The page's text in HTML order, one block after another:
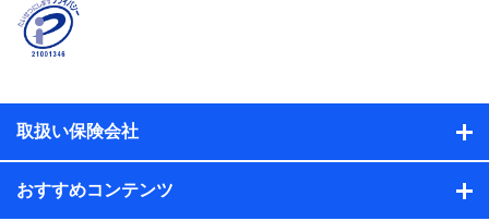
名、住所、生年月日、性別、保険契約者と被保険者の関
係、保険加入の目的、保険商品の内容、保険料、保険料
のお支払方法、車のメーカーや走行距離などの情報、建
ル内容や送信履歴の情報及び保険の更改案内等を提供し
保険契約情報
当社または株式会社NTTドコモ・フィナンシャルグルー
取扱い保険会社
おすすめコンテンツ